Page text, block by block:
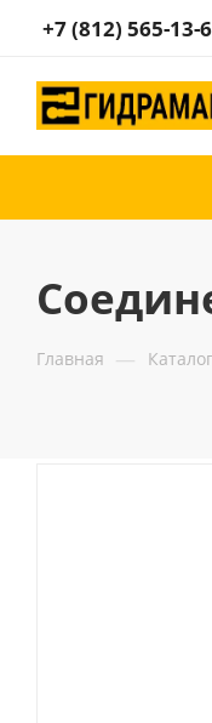
+7 (812) 565-13-
Главная — Каталог